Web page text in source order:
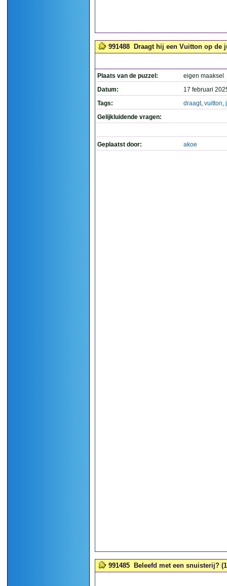
991488 Draagt hij een Vuitton op de
Plaats van de puzzel:
eigen maaksel
Datum:
17 februari
Tags:
draagt, vuitton,
Gelijkluidende vragen:
Geplaatst door: akoe
991485 Beleefd met een snuisterij?